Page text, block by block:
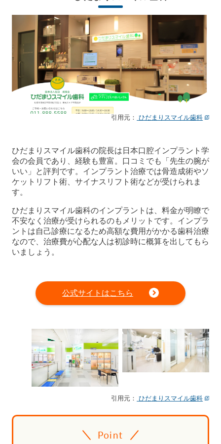
引用元： ひだまりスマイル歯科
ひだまりスマイル歯科の院長は日本口腔インプラント学
会の会員であり、経験も豊富。口コミでも「先生の腕が
いい」と評判です。インプラント治療では骨造成術やソ
ケットリフト術、サイナスリフト術などが受けられま
す。
ひだまりスマイル歯科のインプラントは、料金が明瞭で
不安なく治療が受けられるのもメリットです。インプラ
ントは自己診療になるため高額な費用がかかる歯科治療
なので、治療費が心配な人は初診時に概算を出してもら
いましょう。
公式サイトはこちら
引用元： ひだまりスマイル歯科
Point